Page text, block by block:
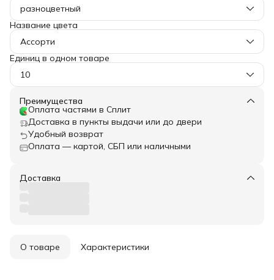
разноцветный
Название цвета
Ассорти
Единиц в одном товаре
10
Преимущества
Оплата частями в Сплит
Доставка в пункты выдачи или до двери
Удобный возврат
Оплата — картой, СБП или наличными
Доставка
О товаре Характеристики